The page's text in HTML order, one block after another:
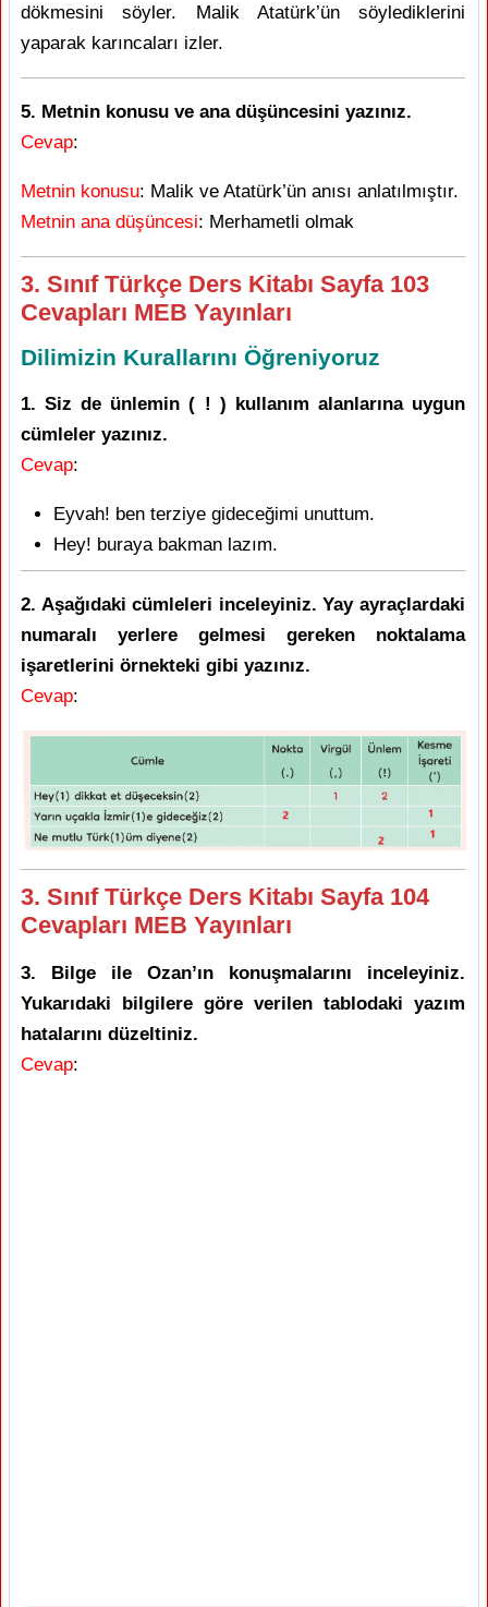
dökmesini söyler. Malik Atatürk’ün söylediklerini
yaparak karıncaları izler.
5. Metnin konusu ve ana düşüncesini yazınız.
Cevap:
Metnin konusu: Malik ve Atatürk’ün anısı anlatılmıştır.
Metnin ana düşüncesi: Merhametli olmak
3. Sınıf Türkçe Ders Kitabı Sayfa 103
Cevapları MEB Yayınları
Dilimizin Kurallarını Öğreniyoruz
1. Siz de ünlemin ( ! ) kullanım alanlarına uygun
cümleler yazınız.
Cevap:
Eyvah! ben terziye gideceğimi unuttum.
Hey! buraya bakman lazım.
2. Aşağıdaki cümleleri inceleyiniz. Yay ayraçlardaki
numaralı yerlere gelmesi gereken noktalama
işaretlerini örnekteki gibi yazınız.
Cevap:
3. Sınıf Türkçe Ders Kitabı Sayfa 104
Cevapları MEB Yayınları
3. Bilge ile Ozan’ın konuşmalarını inceleyiniz.
Yukarıdaki bilgilere göre verilen tablodaki yazım
hatalarını düzeltiniz.
Cevap: